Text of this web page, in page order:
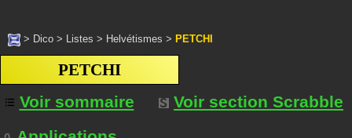
> Dico > Listes > Helvétismes > PETCHI
PETCHI
Voir sommaire
Voir section Scrabble